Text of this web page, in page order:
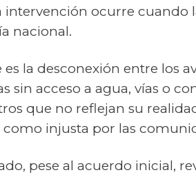
ocurre cuando
nacional.
la desconexión entre los
sin acceso a agua, vías o
que no reflejan su
injusta por las
pese al acuerdo inicial,